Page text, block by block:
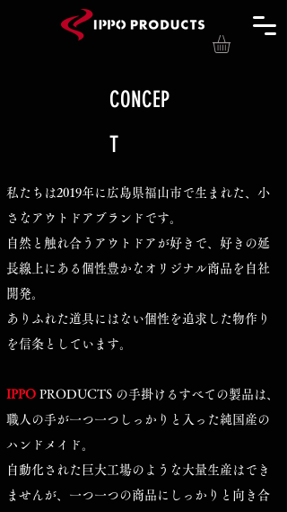
CONCEP
T
私たちは2019年に広島県福山市で生まれた、小
さなアウトドアブランドです。
自然と触れ合うアウトドアが好きで、好きの延
長線上にある個性豊かなオリジナル商品を自社
開発。
ありふれた道具にはない個性を追求した物作り
を信条としています。
IPPO PRODUCTS の手掛けるすべての製品は、
職人の手が一つ一つしっかりと入った純国産の
ハンドメイド。
自動化された巨大工場のような大量生産はでき
ませんが、一つ一つの商品にしっかりと向き合